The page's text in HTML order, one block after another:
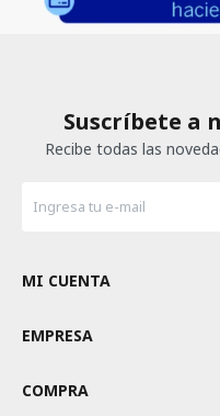
Suscríbete a
Recibe todas las
MI CUENTA
EMPRESA
COMPRA